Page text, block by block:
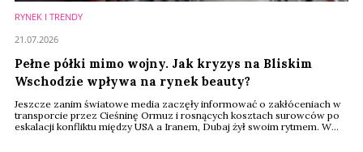
RYNEK I TRENDY
Pełne półki mimo wojny. Jak kryzys na Bliskim
Wschodzie wpływa na rynek beauty?
Jeszcze zanim światowe media zaczęły informować o zakłóceniach w
transporcie przez Cieśninę Ormuz i rosnących kosztach surowców po
eskalacji konfliktu między USA a Iranem, Dubaj żył swoim rytmem. W
21.07.2026